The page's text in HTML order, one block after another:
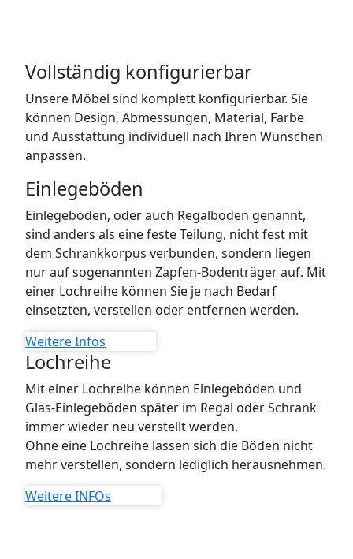
Vollständig konfigurierbar
Unsere Möbel sind komplett konfigurierbar. Sie
können Design, Abmessungen, Material, Farbe
und Ausstattung individuell nach Ihren Wünschen
anpassen.
Einlegeböden
Einlegeböden, oder auch Regalböden genannt,
sind anders als eine feste Teilung, nicht fest mit
dem Schrankkorpus verbunden, sondern liegen
nur auf sogenannten Zapfen-Bodenträger auf. Mit
einer Lochreihe können Sie je nach Bedarf
einsetzten, verstellen oder entfernen werden.
Weitere Infos
Lochreihe
Mit einer Lochreihe können Einlegeböden und
Glas-Einlegeböden später im Regal oder Schrank
immer wieder neu verstellt werden.
Ohne eine Lochreihe lassen sich die Böden nicht
mehr verstellen, sondern lediglich herausnehmen.
Weitere INFOs